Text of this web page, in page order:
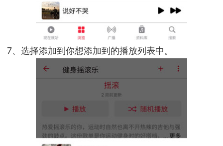
7、选择添加到你想添加到的播放列表中。